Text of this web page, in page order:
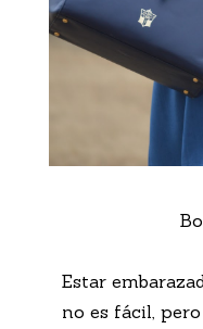
Estar
no es fácil,